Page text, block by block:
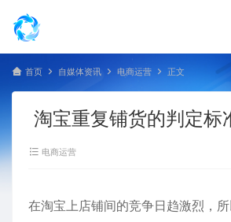
首页 自媒体资讯 电商运营 正文
淘宝重复铺货的判定标
电商运营
在淘宝上店铺间的竞争日趋激烈，